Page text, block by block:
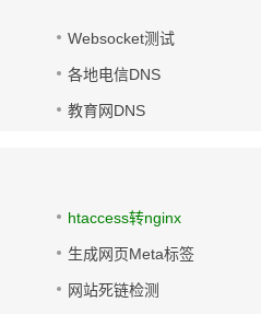
Websocket测试
各地电信DNS
教育网DNS
htaccess转nginx
生成网页Meta标签
网站死链检测